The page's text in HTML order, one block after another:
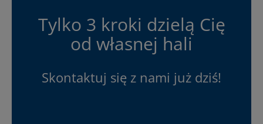
Tylko 3 kroki dzielą Cię
od własnej hali
Skontaktuj się z nami już dziś!